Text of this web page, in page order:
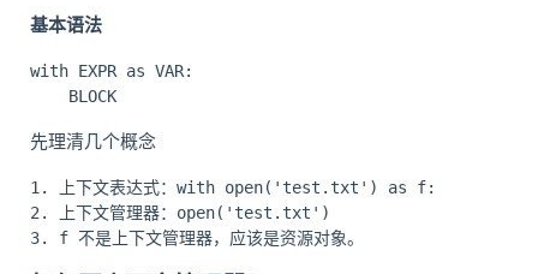
基本语法
with EXPR as VAR:
先理清几个概念
1. 上下文表达式：with open('test.txt') as f:
2. 上下文管理器：open('test.txt')